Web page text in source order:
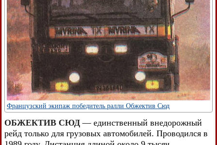
Французский экипаж победитель ралли Обжектив Сюд
ОБЖЕКТИВ СЮД — единственный внедорожный
рейд только для грузовых автомобилей. Проводился в